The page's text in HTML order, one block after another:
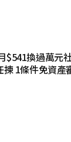
$541換過萬元
1條件免資產